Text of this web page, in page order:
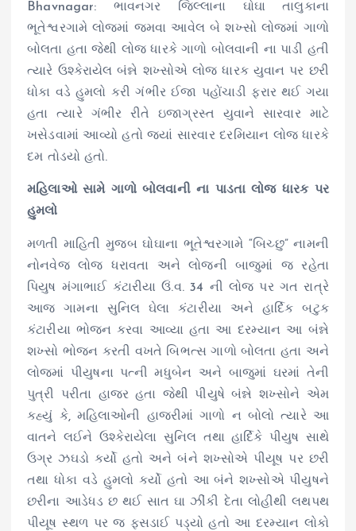
Bhavnagar: ભાવનગર જિલ્લાના ઘોઘા તાલુકાના
ભૂતેશ્વરગામે લોજમાં જમવા આવેલ બે શખ્સો લોજમાં ગાળો
બોલતા હતા જેથી લોજ ધારકે ગાળો બોલવાની ના પાડી હતી
ત્યારે ઉશ્કેરાયેલ બંન્ને શખ્સોએ લોજ ધારક યુવાન પર છરી
ધોકા વડે હુમલો કરી ગંભીર ઈજા પહોંચાડી ફરાર થઈ ગયા
હતા ત્યારે ગંભીર રીતે ઇજાગ્રસ્ત યુવાને સારવાર માટે
ખસેડવામાં આવ્યો હતો જ્યાં સારવાર દરમિયાન લોજ ધારકે
દમ તોડયો હતો.
મહિલાઓ સામે ગાળો બોલવાની ના પાડતા લોજ ધારક પર
હુમલો
મળતી માહિતી મુજબ ઘોઘાના ભૂતેશ્વરગામે “બિચ્છુ” નામની
નોનવેજ લોજ ધરાવતા અને લોજની બાજુમાં જ રહેતા
પિયુષ મંગાભાઈ કંટારીયા ઉં.વ. 34 ની લોજ પર ગત રાત્રે
આજ ગામના સુનિલ ઘેલા કંટારીયા અને હાર્દિક બટુક
કંટારીયા ભોજન કરવા આવ્યા હતા આ દરમ્યાન આ બંન્ને
શખ્સો ભોજન કરતી વખતે બિભત્સ ગાળો બોલતા હતા અને
લોજમાં પીયુષના પત્ની મધુબેન અને બાજુમાં ઘરમાં તેની
પુત્રી પરીતા હાજર હતા જેથી પીયુષે બંન્ને શખ્સોને એમ
કહ્યું કે, મહિલાઓની હાજરીમાં ગાળો ન બોલો ત્યારે આ
વાતને લઈને ઉશ્કેરાયેલા સુનિલ તથા હાર્દિકે પીયુષ સાથે
ઉગ્ર ઝઘડો કર્યો હતો અને બંને શખ્સોએ પીયૂષ પર છરી
તથા ધોકા વડે હુમલો કર્યો હતો આ બંને શખ્સોએ પીયુષને
છરીના આડેધડ છ થઈ સાત ઘા ઝીંકી દેતા લોહીથી લથપથ
પીયૂષ સ્થળ પર જ ફસડાઈ પડ્યો હતો આ દરમ્યાન લોકો